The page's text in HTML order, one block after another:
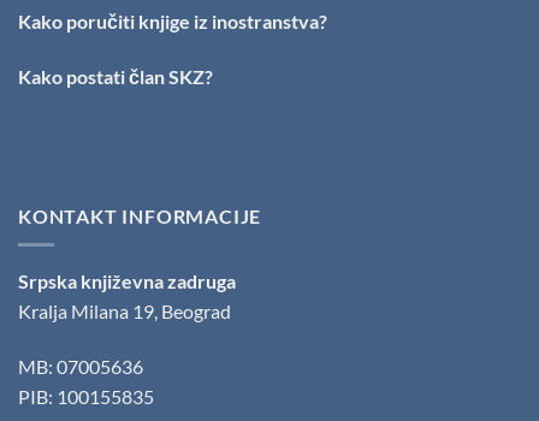
„Milovan
Kako poručiti knjige iz inostranstva?
Kako postati član SKZ?
KONTAKT INFORMACIJE
Srpska književna zadruga
Kralja Milana 19, Beograd
MB: 07005636
PIB: 100155835